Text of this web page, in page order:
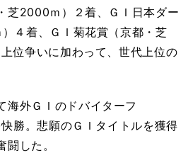
芝2000ｍ）２着、ＧＩ日本ダー
４着、ＧＩ菊花賞（京都・芝
位争いに加わって、世代上位の
外ＧＩのドバイターフ
勝。悲願のＧＩタイトルを獲得
した。